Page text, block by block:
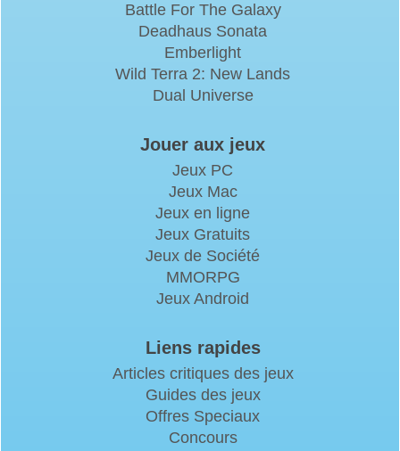
Battle For The Galaxy
Deadhaus Sonata
Emberlight
Wild Terra 2: New Lands
Dual Universe
Jouer aux jeux
Jeux PC
Jeux Mac
Jeux en ligne
Jeux Gratuits
Jeux de Société
MMORPG
Jeux Android
Liens rapides
Articles critiques des jeux
Guides des jeux
Offres Speciaux
Concours